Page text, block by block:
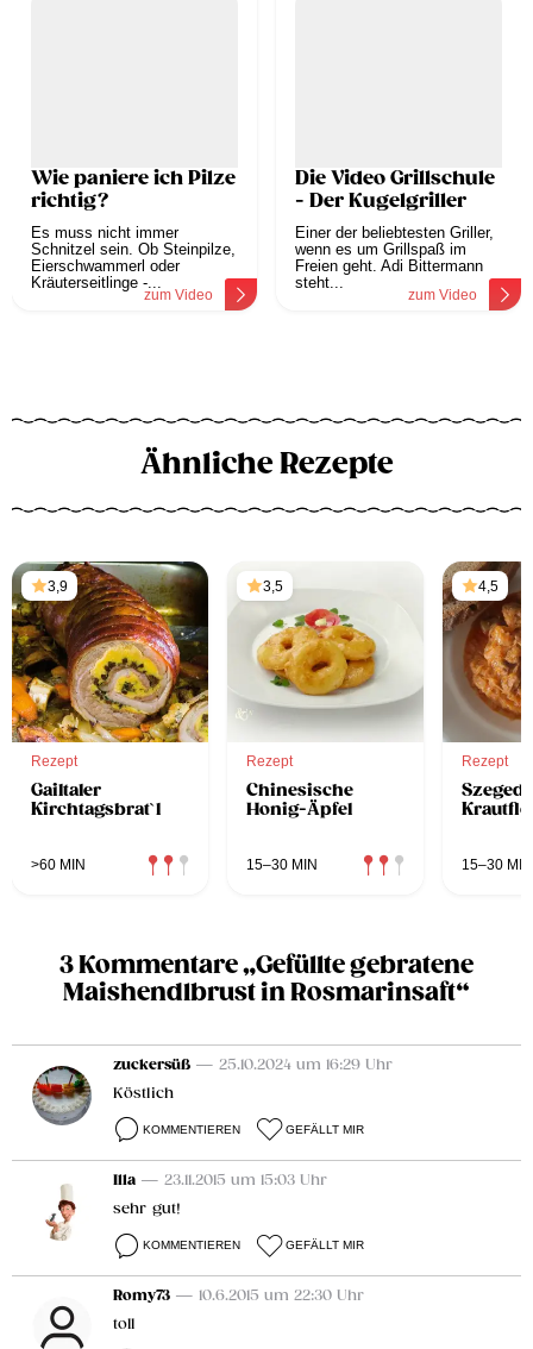
Wie paniere ich Pilze
richtig?
Es muss nicht immer
Schnitzel sein. Ob Steinpilze,
Eierschwammerl oder
Kräuterseitlinge -...
zum Video
Die Video Grillschule
- Der Kugelgriller
Einer der beliebtesten Griller,
wenn es um Grillspaß im
Freien geht. Adi Bittermann
steht...
zum Video
Ähnliche Rezepte
3,9
Rezept
Gailtaler
Kirchtagsbrat`l
>60 MIN
3,5
Rezept
Chinesische
Honig-Äpfel
15–30 MIN
4,5
Rezept
15–30 MIN
3 Kommentare „Gefüllte gebratene
Maishendlbrust in Rosmarinsaft“
zuckersüß — 25.10.2024 um 16:29 Uhr
Köstlich
KOMMENTIEREN GEFÄLLT MIR
Illa — 23.11.2015 um 15:03 Uhr
sehr gut!
KOMMENTIEREN GEFÄLLT MIR
Romy73 — 10.6.2015 um 22:30 Uhr
toll